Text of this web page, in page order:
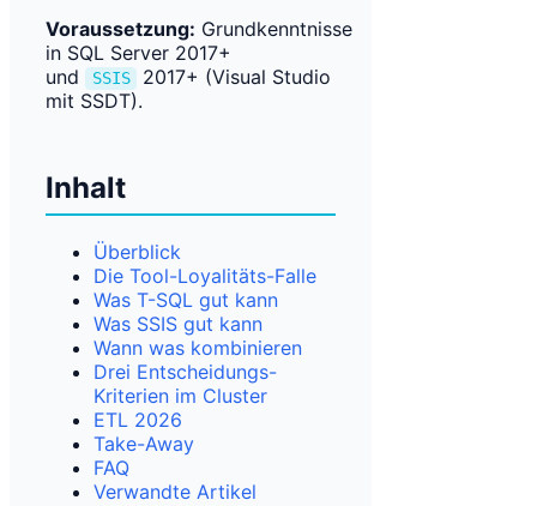
Voraussetzung: Grundkenntnisse
in SQL Server 2017+
und
SSIS
2017+ (Visual Studio
mit SSDT).
Inhalt
Überblick
Die Tool-Loyalitäts-Falle
Was T-SQL gut kann
Was SSIS gut kann
Wann was kombinieren
Drei Entscheidungs-
Kriterien im Cluster
ETL 2026
Take-Away
FAQ
Verwandte Artikel